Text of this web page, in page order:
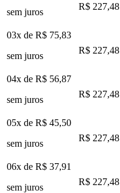
sem juros
R$ 227,48
03x de R$ 75,83
sem juros
R$ 227,48
04x de R$ 56,87
sem juros
R$ 227,48
05x de R$ 45,50
sem juros
R$ 227,48
06x de R$ 37,91
sem juros
R$ 227,48